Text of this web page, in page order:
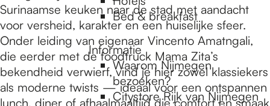
Bed & breakfast
Informatie
Waarom Nijmegen
bezoeken?
Citystore Rijk van Nijmegen
Surinaamse keuken naar de stad met aandacht
voor versheid, karakter en een huiselijke sfeer.
Onder leiding van eigenaar Vincento Amatngali,
die eerder met de foodtruck Mama Zita’s
bekendheid verwierf, vind je hier zowel klassiekers
als moderne twists — ideaal voor een ontspannen
lunch, diner of afhaalmaaltijd die comfort en smaak